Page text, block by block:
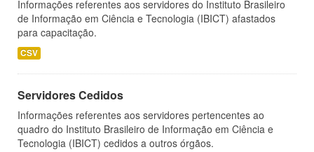
Informações referentes aos servidores do Instituto Brasileiro
de Informação em Ciência e Tecnologia (IBICT) afastados
para capacitação.
CSV
Servidores Cedidos
Informações referentes aos servidores pertencentes ao
quadro do Instituto Brasileiro de Informação em Ciência e
Tecnologia (IBICT) cedidos a outros órgãos.